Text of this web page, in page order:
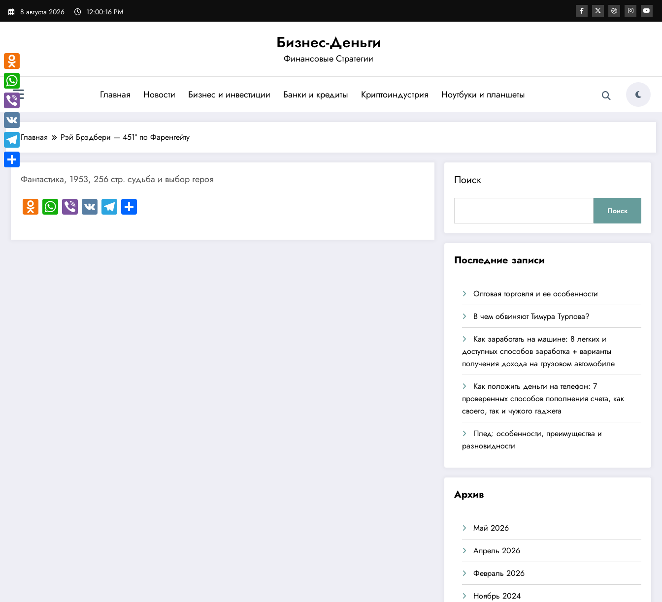
Перейти
8 августа 2026 12:00:16 PM
Бизнес-Деньги
Финансовые Стратегии
Главная Новости Бизнес и инвестиции Банки и кредиты Криптоиндустрия Ноутбуки и планшеты
Главная Рэй Брэдбери — 451° по Фаренгейту
Фантастика, 1953, 256 стр. судьба и выбор героя
Odnoklassniki
WhatsApp
Viber
VKTelegram
Поиск
Поиск
Последние записи
Оптовая торговля и ее особенности
В чем обвиняют Тимура Турлова?
Как заработать на машине: 8 легких и
доступных способов заработка + варианты
получения дохода на грузовом автомобиле
Как положить деньги на телефон: 7
проверенных способов пополнения счета, как
своего, так и чужого гаджета
Плед: особенности, преимущества и
разновидности
Архив
Май 2026
Апрель 2026
Февраль 2026
Ноябрь 2024
Odnoklassniki
WhatsApp
Viber
VK
Telegram
Отправить